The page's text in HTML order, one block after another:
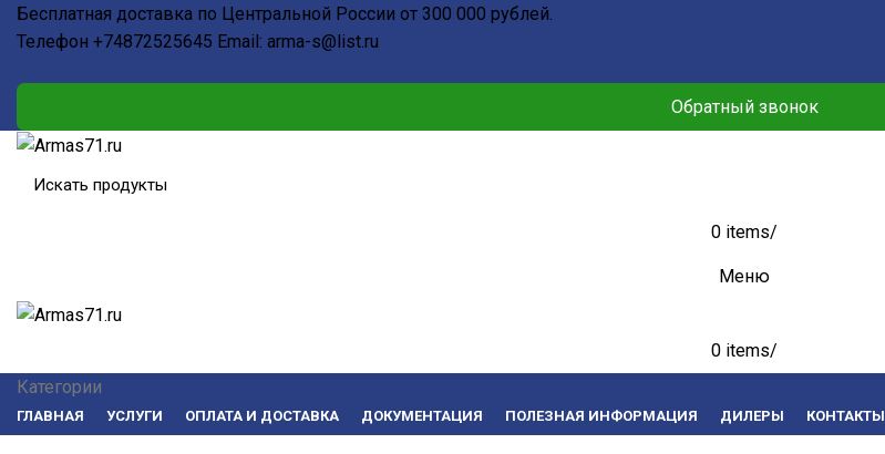
Бесплатная доставка по Центральной России от 300 000 рублей.
Телефон +74872525645 Email: arma-s@list.ru
Обратный звонок
0 items/
Меню
0 items/
Категории
ГЛАВНАЯ УСЛУГИ ОПЛАТА И ДОСТАВКА ДОКУМЕНТАЦИЯ ПОЛЕЗНАЯ ИНФОРМАЦИЯ ДИЛЕРЫ КОНТАКТЫ